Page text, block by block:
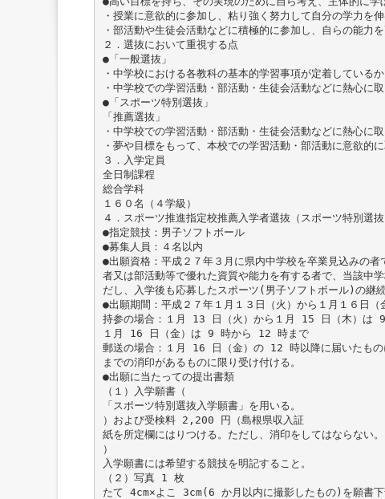
・授業に意欲的に参加し、粘り強く努力して自分の学力を伸
・部活動や生徒会活動などに積極的に参加し、自らの能力を
２．選抜において重視する点
●「一般選抜」
・中学校における各教科の基本的学習事項が定着しているか
・中学校での学習活動・部活動・生徒会活動などに熱心に
●「スポーツ特別選抜」
「推薦選抜」
・中学校での学習活動・部活動・生徒会活動などに熱心に
・夢や目標をもって、本校での学習活動・部活動に意欲的
３．入学定員
全日制課程
総合学科
１６０名（４学級）
４．スポーツ推進指定校推薦入学者選抜（スポーツ特別選
●指定競技：男子ソフトボール
●募集人員：４名以内
●出願資格：平成２７年３月に県内中学校を卒業見込みの
者又は部活動等で優れた資質や能力を有する者で、当該中
だし、入学後も応募したスポーツ(男子ソフトボール)の継
●出願期間：平成２７年１月１３日（火）から１月１６日（
持参の場合：１月 13 日（火）から１月 15 日（木）は
１月 16 日（金）は 9 時から 12 時まで
郵送の場合：１月 16 日（金）の 12 時以降に届いたもの
までの消印があるものに限り受け付ける。
●出願に当たっての提出書類
（１）入学願書（
「スポーツ特別選抜入学願書」を用いる。
）および受検料 2,200 円（島根県収入証
紙を所定欄にはりつける。ただし、消印をしてはならない。
）
入学願書には希望する競技を明記すること。
（２）写真 1 枚
たて 4cm×よこ 3cm(6 か月以内に撮影したもの)を願書下